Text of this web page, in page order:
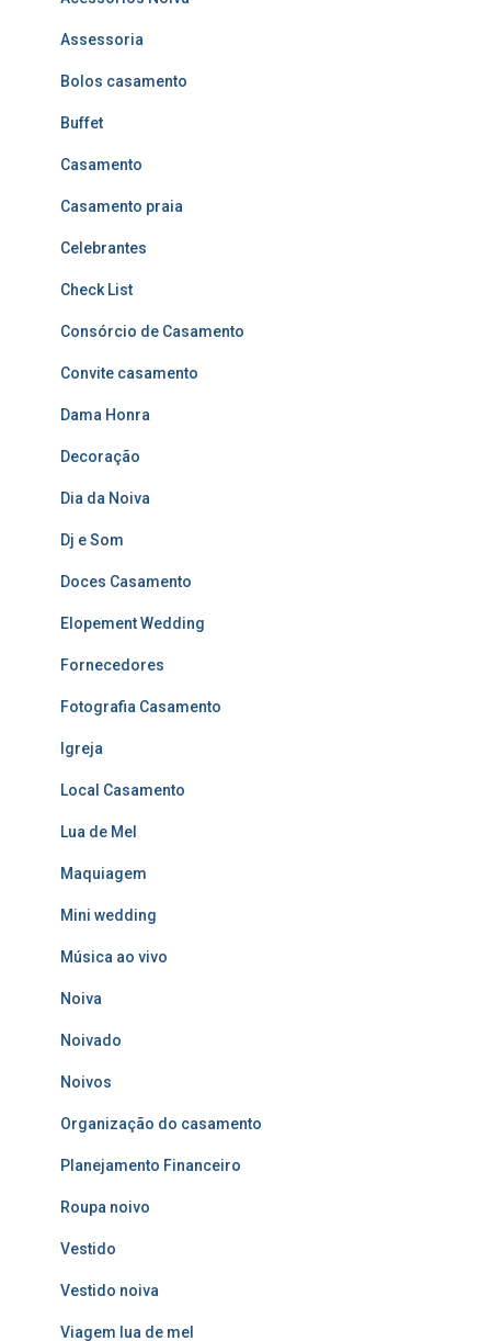
Assessoria
Bolos casamento
Buffet
Casamento
Casamento praia
Celebrantes
Check List
Consórcio de Casamento
Convite casamento
Dama Honra
Decoração
Dia da Noiva
Dj e Som
Doces Casamento
Elopement Wedding
Fornecedores
Fotografia Casamento
Igreja
Local Casamento
Lua de Mel
Maquiagem
Mini wedding
Música ao vivo
Noiva
Noivado
Noivos
Organização do casamento
Planejamento Financeiro
Roupa noivo
Vestido
Vestido noiva
Viagem lua de mel